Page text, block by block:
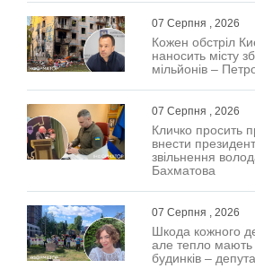
07 Серпня , 2026
Кожен обстріл
наносить місту
мільйонів –
07 Серпня , 2026
Кличко просить
внести
звільнення
Бахматова
07 Серпня , 2026
Шкода кожного
але тепло мають
будинків –